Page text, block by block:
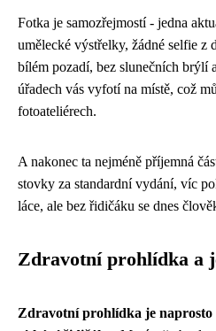
Fotka je samozřejmostí - jedna
umělecké výstřelky, žádné selfie z
bílém pozadí, bez slunečních brýlí
úřadech vás vyfotí na místě, což
fotoateliérech.
A nakonec ta nejméně příjemná
stovky za standardní vydání, víc
láce, ale bez řidičáku se dnes
Zdravotní prohlídka a
Zdravotní prohlídka je naprosto